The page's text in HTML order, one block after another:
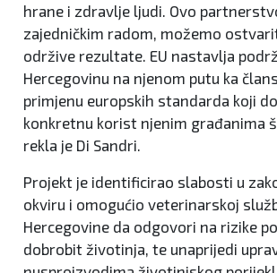
hrane i zdravlje ljudi. Ovo
zajedničkim radom, možemo
održive rezultate. EU nastavlja
Hercegovinu na njenom putu ka
primjenu europskih standarda koji
konkretnu korist njenim građanima
rekla je Di Sandri.
Projekt je identificirao slabosti u
okviru i omogućio veterinarskoj
Hercegovine da odgovori na rizike
dobrobit životinja, te unaprijedi